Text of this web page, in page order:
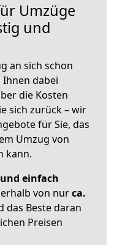
Umzüge
und
an sich schon
dabei
die Kosten
sich zurück – wir
für Sie, das
Umzug von
kann.
einfach
von nurca.
das Beste daran
Preisen